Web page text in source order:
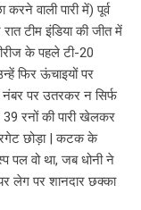
वाली पारी में) पूर्व
टीम इंडिया की जीत में
के पहले टी-20
फिर ऊंचाइयों पर
नंबर पर उतरकर न सिर्फ
रनों की पारी खेलकर
छोड़ा | कटक के
पल वो था, जब धोनी ने
लेग पर शानदार छक्का